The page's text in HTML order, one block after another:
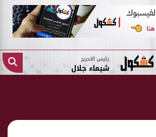
رئيس التحرير
شيماء جلال